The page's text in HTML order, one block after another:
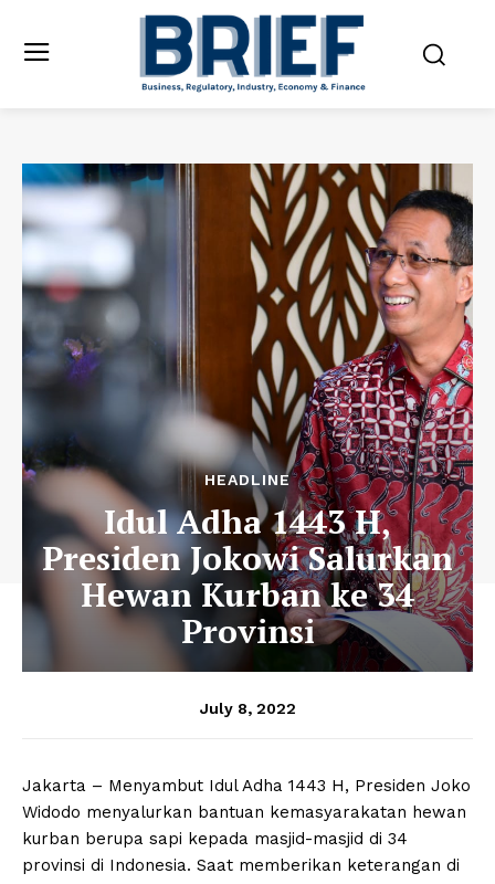
HEADLINE
Idul Adha 1443 H,
Presiden Jokowi Salurkan
Hewan Kurban ke 34
Provinsi
July 8, 2022
Jakarta – Menyambut Idul Adha 1443 H, Presiden Joko
Widodo menyalurkan bantuan kemasyarakatan hewan
kurban berupa sapi kepada masjid-masjid di 34
provinsi di Indonesia. Saat memberikan keterangan di